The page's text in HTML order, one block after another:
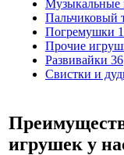
Музыкальные
Пальчиковый
Погремушки
Прочие
Развивайки 36
Свистки и
игрушек у